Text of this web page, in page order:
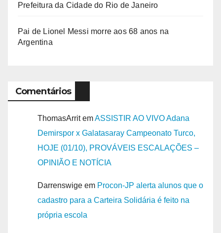
Prefeitura da Cidade do Rio de Janeiro
Pai de Lionel Messi morre aos 68 anos na
Argentina
Comentários
ThomasArritemASSISTIR AO VIVO Adana
Demirspor x Galatasaray Campeonato Turco,
HOJE (01/10), PROVÁVEIS ESCALAÇÕES –
OPINIÃO E NOTÍCIA
Darrenswige em Procon-JP alerta alunos que o
cadastro para a Carteira Solidária é feito na
própria escola